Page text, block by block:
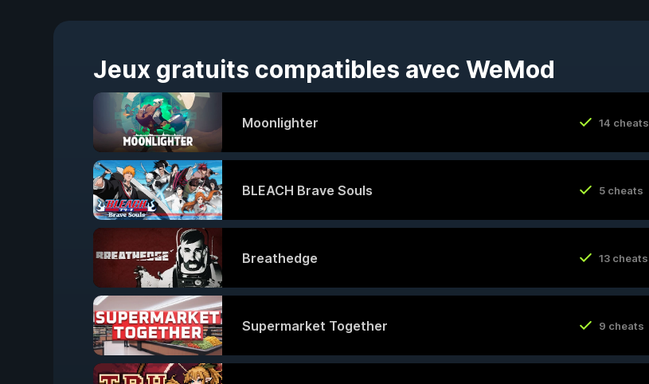
Jeux gratuits compatibles avec WeMod
Moonlighter 14 cheats
BLEACH Brave Souls 5 cheats
Breathedge 13 cheats
Supermarket Together 9 cheats